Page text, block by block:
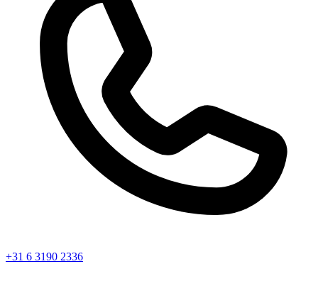
+31 6 3190 2336